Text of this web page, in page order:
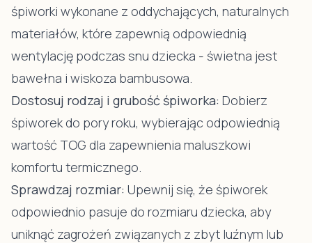
śpiworki wykonane z oddychających, naturalnych
materiałów, które zapewnią odpowiednią
wentylację podczas snu dziecka - świetna jest
bawełna i wiskoza bambusowa.
Dostosuj rodzaj i grubość śpiworka: Dobierz
śpiworek do pory roku, wybierając odpowiednią
wartość TOG dla zapewnienia maluszkowi
komfortu termicznego.
Sprawdzaj rozmiar: Upewnij się, że śpiworek
odpowiednio pasuje do rozmiaru dziecka, aby
uniknąć zagrożeń związanych z zbyt luźnym lub